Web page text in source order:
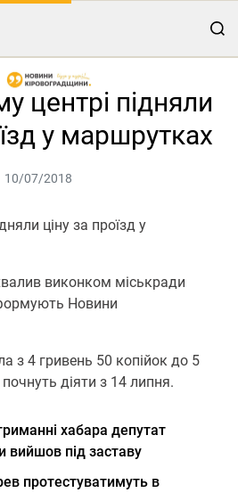
центрі підняли
у маршрутках
10/07/2018
ціну за проїзд у
виконком міськради
Новини
з 4 гривень 50 копійок до 5
діяти з 14 липня.
хабара депутат
вийшов під заставу
протестуватимуть в